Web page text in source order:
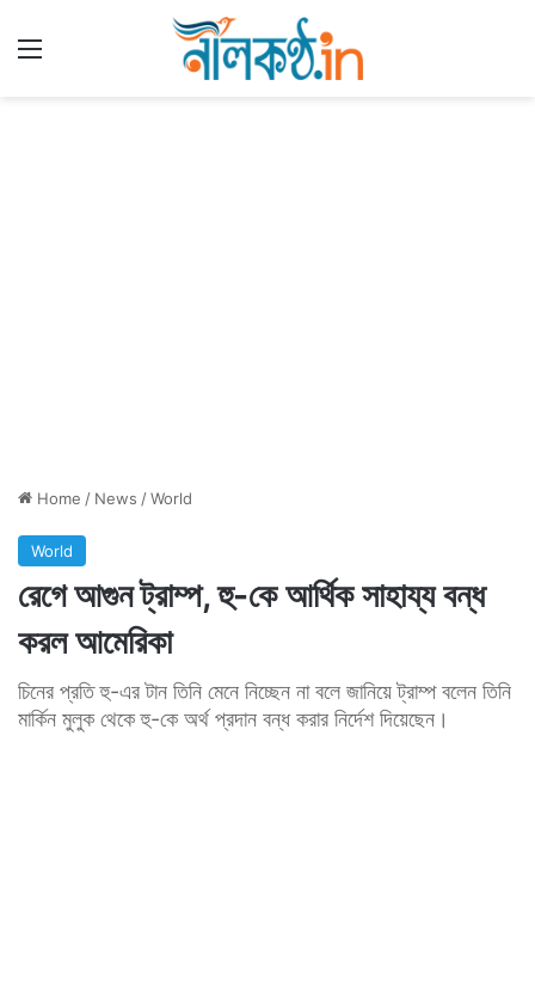
Home / News /World
World
রেগে আগুন ট্রাম্প, হু-কে আর্থিক সাহায্য বন্ধ
করল আমেরিকা
চিনের প্রতি হু-এর টান তিনি মেনে নিচ্ছেন না বলে জানিয়ে ট্রাম্প বলেন তিনি
মার্কিন মুলুক থেকে হু-কে অর্থ প্রদান বন্ধ করার নির্দেশ দিয়েছেন।